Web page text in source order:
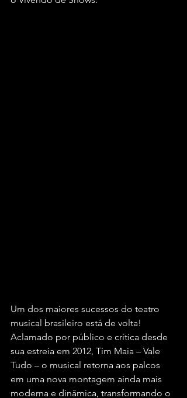
Um dos maiores sucessos do teatro
musical brasileiro está de volta!
Aclamado por público e crítica desde
sua estreia em 2012, Tim Maia – Vale
Tudo – o musical retorna aos palcos
em uma nova montagem ainda mais
moderna e dinâmica, transformando o